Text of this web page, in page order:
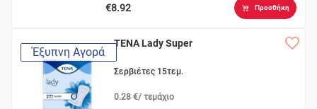
€8.92 Προσθήκη
Έξυπνη Αγορά
TENA Lady Super
Σερβιέτες 15τεμ.
0.28 €/ τεμάχιο